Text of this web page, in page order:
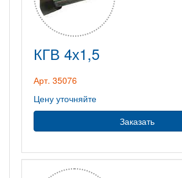
КГВ 4х1,5
Арт. 35076
Цену уточняйте
Заказать